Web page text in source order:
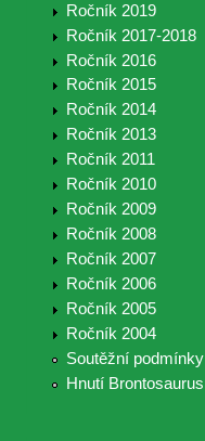
Ročník 2019
Ročník 2017-2018
Ročník 2016
Ročník 2015
Ročník 2014
Ročník 2013
Ročník 2011
Ročník 2010
Ročník 2009
Ročník 2008
Ročník 2007
Ročník 2006
Ročník 2005
Ročník 2004
Soutěžní podmínky
Hnutí Brontosaurus